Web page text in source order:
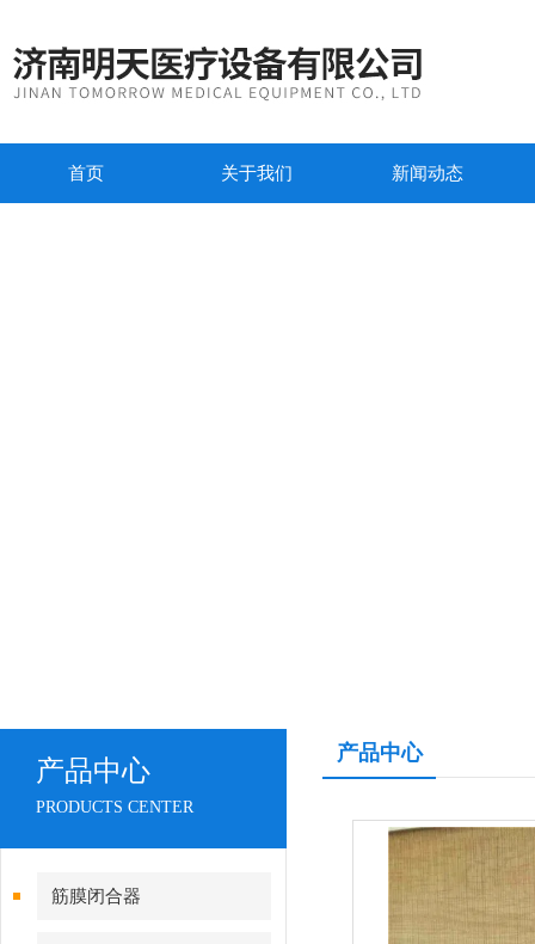
首页 关于我们 新闻动态
产品中心
PRODUCTS CENTER
筋膜闭合器
产品中心